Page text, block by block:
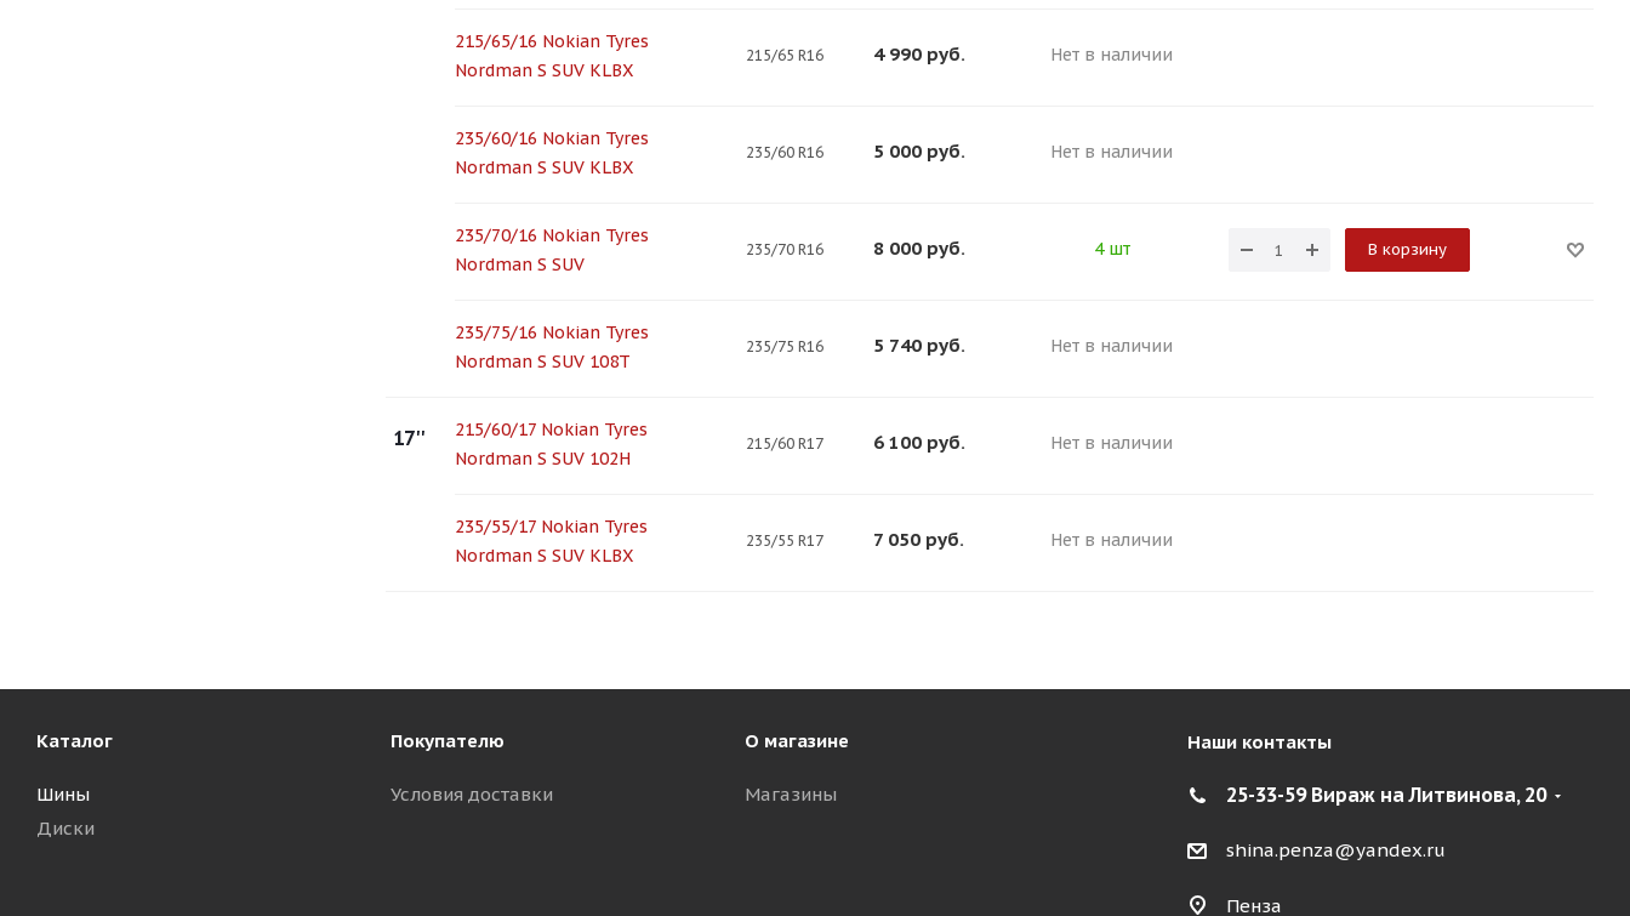
215/65/16 Nokian Tyres
Nordman S SUV KLBX
215/65 R16 4 990 руб. Нет в наличии
235/60/16 Nokian Tyres
Nordman S SUV KLBX
235/60 R16 5 000 руб. Нет в наличии
235/70/16 Nokian Tyres
Nordman S SUV
235/70 R16 8 000 руб. 4 шт В корзину
235/75/16 Nokian Tyres
Nordman S SUV 108T
235/75 R16 5 740 руб. Нет в наличии
17''
215/60/17 Nokian Tyres
Nordman S SUV 102H
215/60 R17 6 100 руб. Нет в наличии
235/55/17 Nokian Tyres
Nordman S SUV KLBX
235/55 R17 7 050 руб. Нет в наличии
Каталог
Шины
Диски
Покупателю
Условия доставки
О магазине
Магазины
Наши контакты
25-33-59 Вираж на Литвинова, 20
shina.penza@yandex.ru
Пенза